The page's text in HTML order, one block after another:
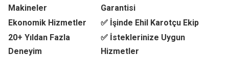
Makineler
Garantisi
Ekonomik Hizmetler
✅ İşinde Ehil Karotçu Ekip
20+ Yıldan Fazla
Deneyim
✅ İsteklerinize Uygun
Hizmetler